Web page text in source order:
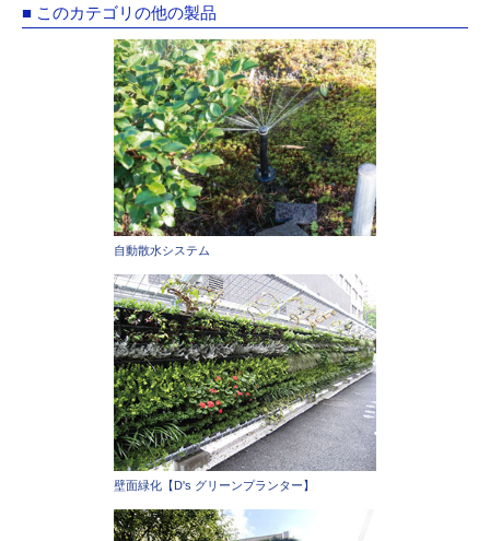
■ このカテゴリの他の製品
自動散水システム
壁面緑化【D's グリーンプランター】